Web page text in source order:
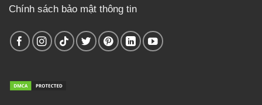
Chính sách bảo mật thông tin